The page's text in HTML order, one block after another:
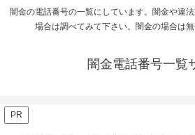
闇金の電話番号の一覧にしています。闇金や違
場合は調べてみて下さい。闇金の場合は無
闇金電話番号一覧
PR